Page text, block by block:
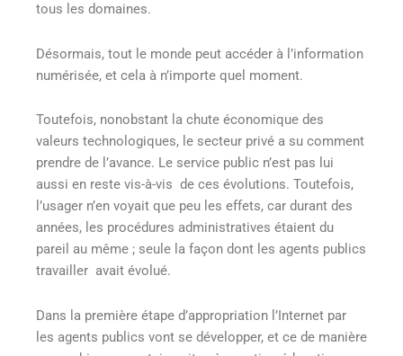
tous les domaines.
Désormais, tout le monde peut accéder à l’information
numérisée, et cela à n’importe quel moment.
Toutefois, nonobstant la chute économique des
valeurs technologiques, le secteur privé a su comment
prendre de l’avance. Le service public n’est pas lui
aussi en reste vis-à-vis de ces évolutions. Toutefois,
l’usager n’en voyait que peu les effets, car durant des
années, les procédures administratives étaient du
pareil au même ; seule la façon dont les agents publics
travailler avait évolué.
Dans la première étape d’appropriation l’Internet par
les agents publics vont se développer, et ce de manière